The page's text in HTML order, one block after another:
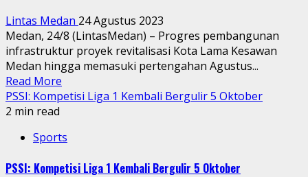
Lintas Medan 24 Agustus 2023
Medan, 24/8 (LintasMedan) – Progres pembangunan
infrastruktur proyek revitalisasi Kota Lama Kesawan
Medan hingga memasuki pertengahan Agustus...
Read More
PSSI: Kompetisi Liga 1 Kembali Bergulir 5 Oktober
2 min read
Sports
PSSI: Kompetisi Liga 1 Kembali Bergulir 5 Oktober